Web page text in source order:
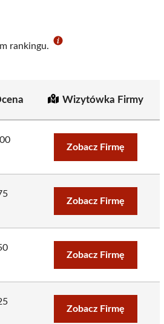
rankingu.
Wizytówka Firmy
Zobacz Firmę
Zobacz Firmę
Zobacz Firmę
Zobacz Firmę